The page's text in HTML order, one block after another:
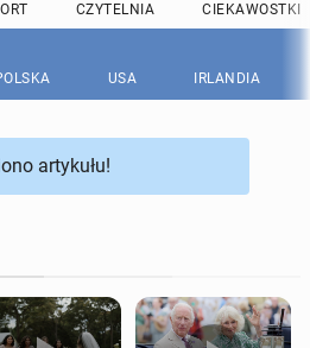
CZYTELNIA CIEKAWOSTKI
USA IRLANDIA
artykułu!